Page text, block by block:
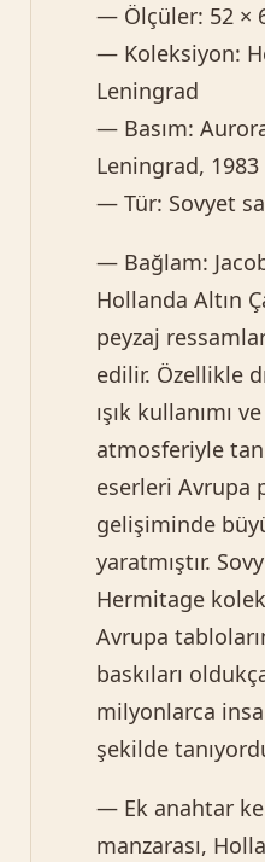
— Ölçüler: 52 ×
— Koleksiyon:
Leningrad
— Basım:
Leningrad, 1983
— Tür: Sovyet
— Bağlam:
Hollanda Altın
peyzaj
edilir. Özellikle
ışık kullanımı
atmosferiyle
eserleri Avrupa
gelişiminde
yaratmıştır.
Hermitage
Avrupa
baskıları
milyonlarca
şekilde
— Ek anahtar
manzarası,